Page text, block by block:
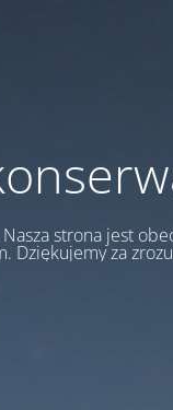
strona jest
Dziękujemy za